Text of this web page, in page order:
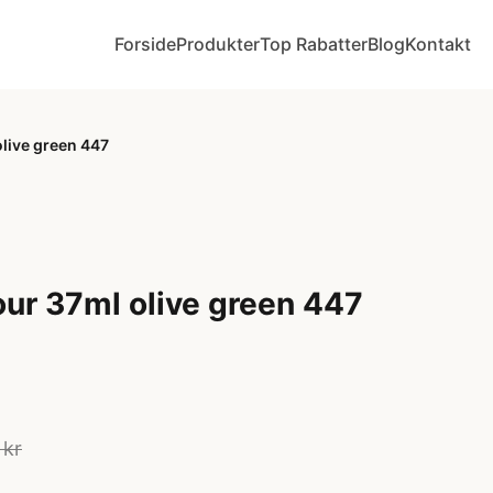
ForsideProdukterTop RabatterBlogKontakt
green 447
37ml olive green 447
kr